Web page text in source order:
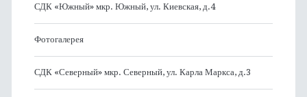
СДК «Южный» мкр. Южный, ул. Киевская, д.4
Фотогалерея
СДК «Северный» мкр. Северный, ул. Карла Маркса, д.3